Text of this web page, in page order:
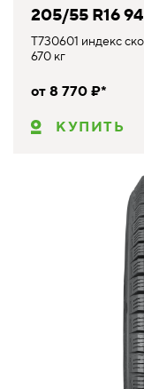
205/55 R16
T730601 индекс
670 кг
от 8 770 ₽*
КУПИТЬ